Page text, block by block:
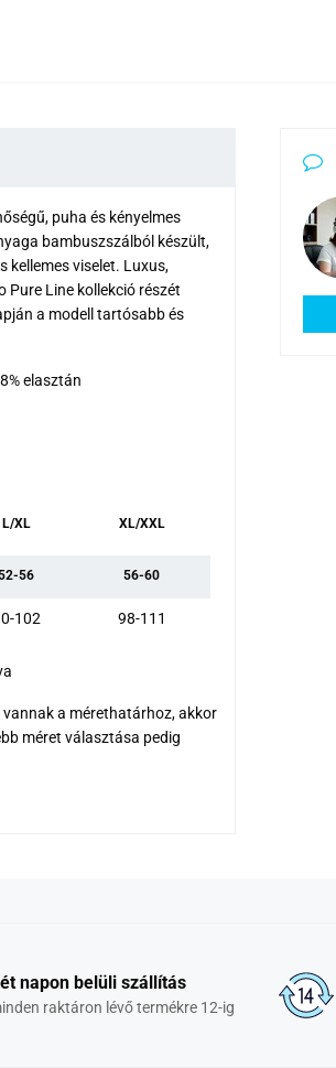
puha és kényelmes
bambuszszálból készült,
kellemes viselet. Luxus,
Pure Line kollekció részét
a modell tartósabb és
elasztán
L/XL XL/XXL
56 56-60
102 98-111
vannak a mérethatárhoz, akkor
méret választása pedig
napon belüli szállítás
raktáron lévő termékre 12-ig